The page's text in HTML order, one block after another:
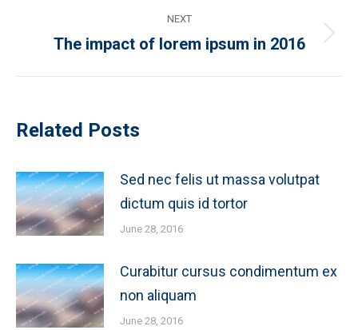
NEXT
Next
The impact of lorem ipsum in 2016
Related Posts
Sed nec felis ut massa volutpat
dictum quis id tortor
June 28, 2016
Curabitur cursus condimentum ex
non aliquam
June 28, 2016